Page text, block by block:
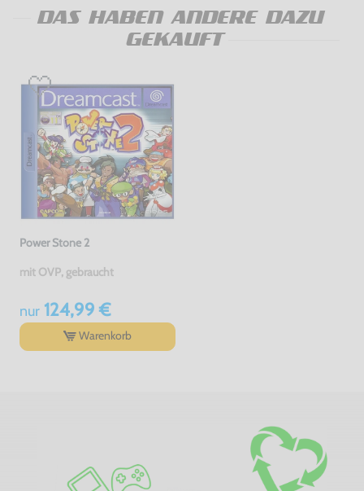
DAS HABEN ANDERE DAZU
GEKAUFT
Power Stone 2
mit OVP, gebraucht
nur124,99 €
Warenkorb